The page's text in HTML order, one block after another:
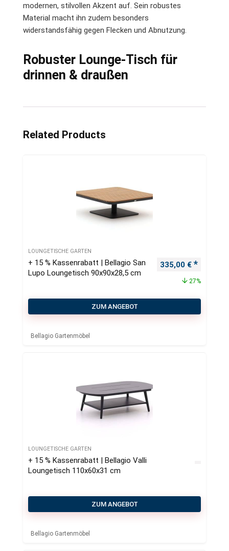
modernen, stilvollen Akzent auf. Sein robustes
Material macht ihn zudem besonders
widerstandsfähig gegen Flecken und Abnutzung.
Robuster Lounge-Tisch für
drinnen & draußen
Related Products
LOUNGETISCHE GARTEN
+ 15 % Kassenrabatt | Bellagio San
Lupo Loungetisch 90x90x28,5 cm
Ursprünglicher
335,00 €
27%
ZUM ANGEBOT
Bellagio Gartenmöbel
LOUNGETISCHE GARTEN
+ 15 % Kassenrabatt | Bellagio Valli
Loungetisch 110x60x31 cm
ZUM ANGEBOT
Bellagio Gartenmöbel